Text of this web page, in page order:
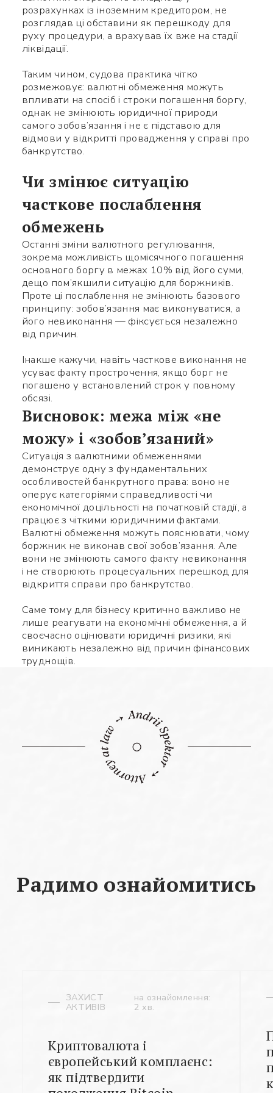
розрахунках із іноземним кредитором, не
розглядав ці обставини як перешкоду для
руху процедури, а врахував їх вже на стадії
ліквідації.
Таким чином, судова практика чітко
розмежовує: валютні обмеження можуть
впливати на спосіб і строки погашення боргу,
однак не змінюють юридичної природи
самого зобов’язання і не є підставою для
відмови у відкритті провадження у справі про
банкрутство.
Чи змінює ситуацію
часткове послаблення
обмежень
Останні зміни валютного регулювання,
зокрема можливість щомісячного погашення
основного боргу в межах 10% від його суми,
дещо пом’якшили ситуацію для боржників.
Проте ці послаблення не змінюють базового
принципу: зобов’язання має виконуватися, а
його невиконання — фіксується незалежно
від причин.
Інакше кажучи, навіть часткове виконання не
усуває факту прострочення, якщо борг не
погашено у встановлений строк у повному
обсязі.
Висновок: межа між «не
можу» і «зобов’язаний»
Ситуація з валютними обмеженнями
демонструє одну з фундаментальних
особливостей банкрутного права: воно не
оперує категоріями справедливості чи
економічної доцільності на початковій стадії, а
працює з чіткими юридичними фактами.
Валютні обмеження можуть пояснювати, чому
боржник не виконав свої зобов’язання. Але
вони не змінюють самого факту невиконання
і не створюють процесуальних перешкод для
відкриття справи про банкрутство.
Саме тому для бізнесу критично важливо не
лише реагувати на економічні обмеження, а й
своєчасно оцінювати юридичні ризики, які
виникають незалежно від причин фінансових
труднощів.
Радимо ознайомитись
ЗАХИСТ
АКТИВІВ
на ознайомлення:
2 хв.
Криптовалюта і
європейський комплаєнс:
як підтвердити
Ім’я *
смартфон щоб вважати QR-
code, після чого зможете
додати мене до контактів.